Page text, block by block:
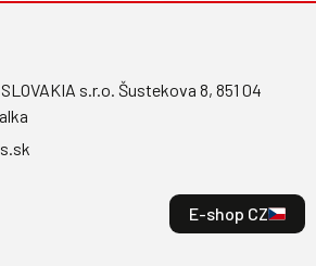
s.r.o. Šustekova 8, 851 04
E-shop CZ